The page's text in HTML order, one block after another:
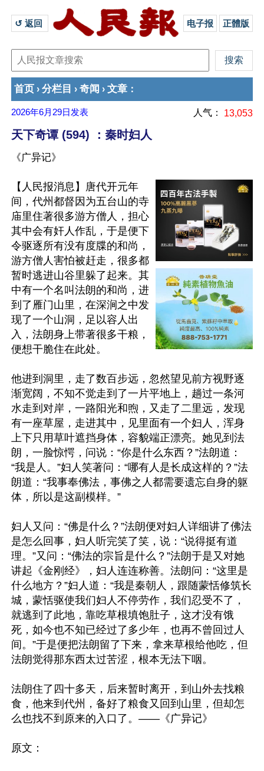
↺ 返回 电子报 正體版
首页 › 分栏目 › 奇闻 › 文章 ：
2026年6月29日 发表 人气： 13,053
天下奇谭 (594) ：秦时妇人
《广异记》
【人民报消息】唐代开元年
间，代州都督因为五台山的寺
庙里住著很多游方僧人，担心
其中会有奸人作乱，于是便下
令驱逐所有没有度牒的和尚，
游方僧人害怕被赶走，很多都
暂时逃进山谷里躲了起来。其
中有一个名叫法朗的和尚，进
到了雁门山里，在深涧之中发
现了一个山洞，足以容人出
入，法朗身上带著很多干粮，
便想干脆住在此处。
他进到洞里，走了数百步远，忽然望见前方视野逐
渐宽阔，不知不觉走到了一片平地上，趟过一条河
水走到对岸，一路阳光和煦，又走了二里远，发现
有一座草屋，走进其中，见里面有一个妇人，浑身
上下只用草叶遮挡身体，容貌端正漂亮。她见到法
朗，一脸惊愕，问说：“你是什么东西？”法朗道：
“我是人。”妇人笑著问：“哪有人是长成这样的？”法
朗道：“我事奉佛法，事佛之人都需要遗忘自身的躯
体，所以是这副模样。”
妇人又问：“佛是什么？”法朗便对妇人详细讲了佛法
是怎么回事，妇人听完笑了笑，说：“说得挺有道
理。”又问：“佛法的宗旨是什么？”法朗于是又对她
讲起《金刚经》，妇人连连称善。法朗问：“这里是
什么地方？”妇人道：“我是秦朝人，跟随蒙恬修筑长
城，蒙恬驱使我们妇人不停劳作，我们忍受不了，
就逃到了此地，靠吃草根填饱肚子，这才没有饿
死，如今也不知已经过了多少年，也再不曾回过人
间。”于是便把法朗留了下来，拿来草根给他吃，但
法朗觉得那东西太过苦涩，根本无法下咽。
法朗住了四十多天，后来暂时离开，到山外去找粮
食，他来到代州，备好了粮食又回到山里，但却怎
么也找不到原来的入口了。——《广异记》
原文：